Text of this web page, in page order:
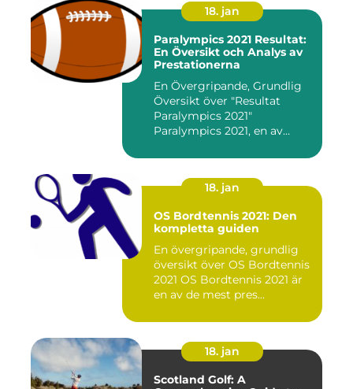
18. jan
Paralympics 2021 Resultat:
En Översikt och Analys av
Prestationerna
En Övergripande, Grundlig
Översikt över "Resultat
Paralympics 2021"
Paralympics 2021, en av
18. jan
OS Bordtennis 2021: Den
kompletta guiden
En övergripande, grundlig
översikt över OS Bordtennis
2021 OS Bordtennis 2021 är
en av de mest pres...
18. jan
Scotland Golf: A